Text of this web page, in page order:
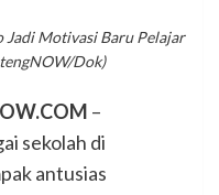
Jadi Motivasi Baru Pelajar
Dok)
–
sekolah di
antusias